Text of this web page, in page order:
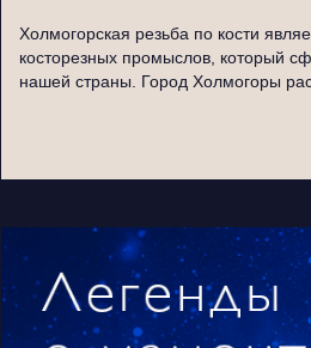
Холмогорская резьба по кости
косторезных промыслов, который
нашей страны. Город Холмогоры